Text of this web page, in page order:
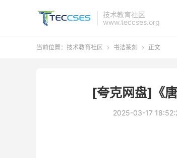
技术教育社区
www.teccses.org
当前位置： 技术教育社区  书法篆刻  正文
[夸克网盘]《
2025-03-17